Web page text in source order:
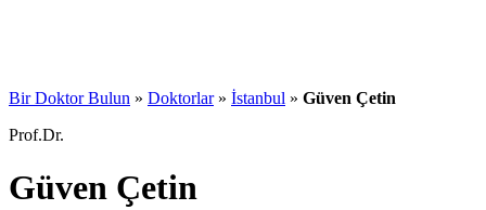
Bir Doktor Bulun » Doktorlar» İstanbul » Güven Çetin
Prof.Dr.
Güven Çetin